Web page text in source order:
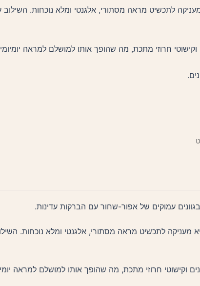
מעניקה לתכשיט מראה מסתורי, אלגנטי ומלא נוכחות.
וקישוטי חרוזי מתכת, מה שהופך אותו למושלם למראה
עמוקים של אפור-שחור עם הברקות עדינות.
מעניקה לתכשיט מראה מסתורי, אלגנטי ומלא נוכחות.
וקישוטי חרוזי מתכת, מה שהופך אותו למושלם למראה